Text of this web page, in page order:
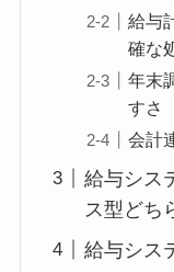
給与
確な
年末
すさ
会計
給与シス
ス型どち
給与シス